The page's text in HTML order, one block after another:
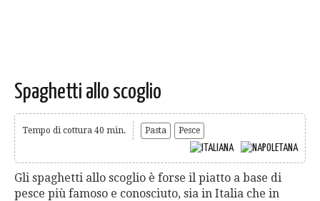
Spaghetti allo scoglio
Tempo di cottura 40 min. Pasta Pesce
Gli spaghetti allo scoglio è forse il piatto a base di
pesce più famoso e conosciuto, sia in Italia che in